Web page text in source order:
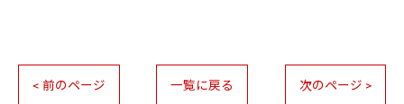
< 前のページ 一覧に戻る 次のページ >